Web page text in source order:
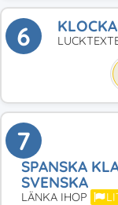
6
7
SPANSKA
SVENSKA
LÄNKA IHOP